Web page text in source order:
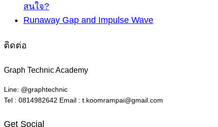
สนใจ?
Runaway Gap and Impulse Wave
ติดต่อ
Graph Technic Academy
Line: @graphtechnic
Tel : 0814982642 Email : t.koomrampai@gmail.com
Get Social